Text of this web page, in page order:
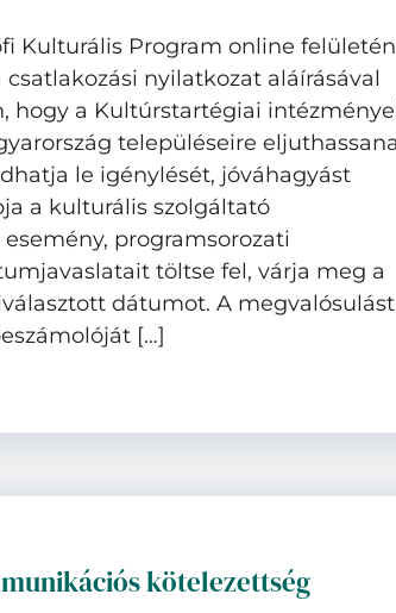
Kulturális Program online
csatlakozási nyilatkozat aláírásával
hogy a Kultúrstartégiai
településeire
le igénylését, jóváhagyást
a kulturális szolgáltató
programsorozati
töltse fel, várja meg a
dátumot. A megvalósulást
[…]
kötelezettség